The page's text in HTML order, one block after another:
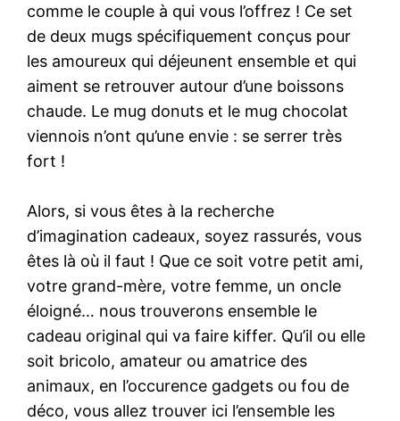
comme le couple à qui vous l’offrez ! Ce set
de deux mugs spécifiquement conçus pour
les amoureux qui déjeunent ensemble et qui
aiment se retrouver autour d’une boissons
chaude. Le mug donuts et le mug chocolat
viennois n’ont qu’une envie : se serrer très
fort !
Alors, si vous êtes à la recherche
d’imagination cadeaux, soyez rassurés, vous
êtes là où il faut ! Que ce soit votre petit ami,
votre grand-mère, votre femme, un oncle
éloigné… nous trouverons ensemble le
cadeau original qui va faire kiffer. Qu’il ou elle
soit bricolo, amateur ou amatrice des
animaux, en l’occurence gadgets ou fou de
déco, vous allez trouver ici l’ensemble les